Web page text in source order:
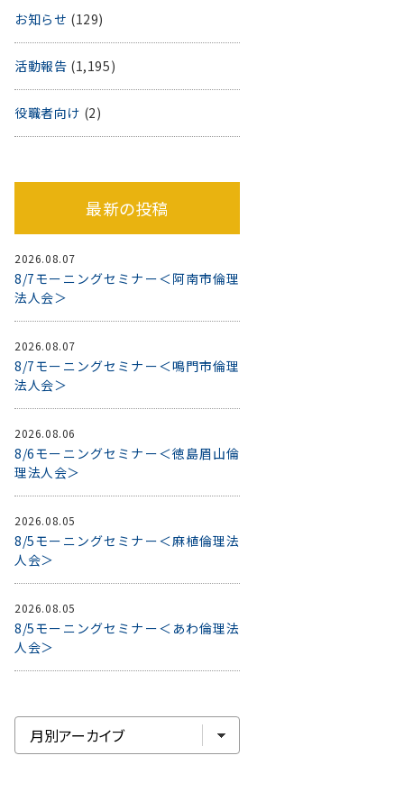
お知らせ (129)
活動報告 (1,195)
役職者向け (2)
最新の投稿
2026.08.07
8/7モーニングセミナー＜阿南市倫理
法人会＞
2026.08.07
8/7モーニングセミナー＜鳴門市倫理
法人会＞
2026.08.06
8/6モーニングセミナー＜徳島眉山倫
理法人会＞
2026.08.05
8/5モーニングセミナー＜麻植倫理法
人会＞
2026.08.05
8/5モーニングセミナー＜あわ倫理法
人会＞